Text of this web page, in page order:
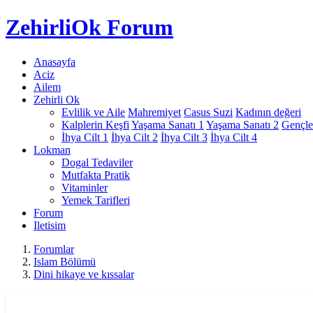
ZehirliOk Forum
Anasayfa
Aciz
Ailem
Zehirli Ok
Evlilik ve Aile Mahremiyet Casus Suzi Kadının değeri
Kalplerin Keşfi Yaşama Sanatı 1 Yaşama Sanatı 2
İhya Cilt 1 İhya Cilt 2 İhya Cilt 3 İhya Cilt 4
Lokman
Dogal Tedaviler
Mutfakta Pratik
Vitaminler
Yemek Tarifleri
Forum
Iletisim
Forumlar
Islam Bölümü
Dini hikaye ve kıssalar